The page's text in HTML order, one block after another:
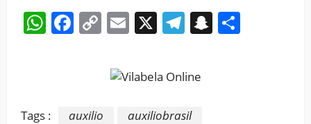
WhatsApp
Facebook
CopyEmail
X Telegram
Snapchat
Tags : auxilio
auxiliobrasil